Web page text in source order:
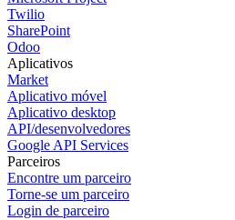
Twilio
SharePoint
Odoo
Aplicativos
Market
Aplicativo móvel
Aplicativo desktop
API/desenvolvedores
Google API Services
Parceiros
Encontre um parceiro
Torne-se um parceiro
Login de parceiro